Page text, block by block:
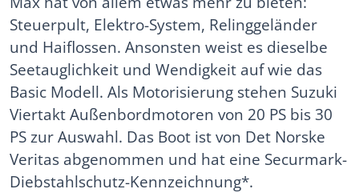
Steuerpult, Elektro-System, Relinggeländer
und Haiflossen. Ansonsten weist es dieselbe
Seetauglichkeit und Wendigkeit auf wie das
Basic Modell. Als Motorisierung stehen Suzuki
Viertakt Außenbordmotoren von 20 PS bis 30
PS zur Auswahl. Das Boot ist von Det Norske
Veritas abgenommen und hat eine Securmark-
Diebstahlschutz-Kennzeichnung*.